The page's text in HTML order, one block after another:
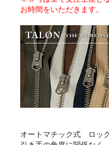
お時間をいただきます。
オートマチック式 ロッ